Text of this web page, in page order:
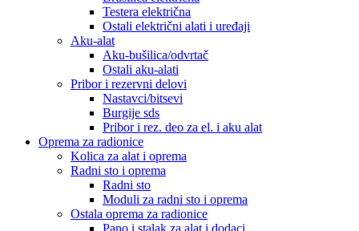
Testera električna
Ostali električni alati i uređaji
Aku-alat
Aku-bušilica/odvrtač
Ostali aku-alati
Pribor i rezervni delovi
Nastavci/bitsevi
Burgije sds
Pribor i rez. deo za el. i aku alat
Oprema za radionice
Kolica za alat i oprema
Radni sto i oprema
Radni sto
Moduli za radni sto i oprema
Ostala oprema za radionice
Pano i stalak za alat i dodaci